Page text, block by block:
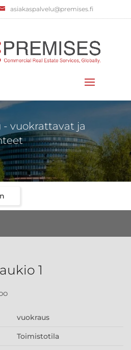
asiakaspalvelu@premises.fi
vuokrattavat ja
1
vuokraus
Toimistotila